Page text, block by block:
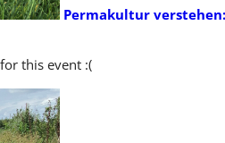
Permakultur
this event :(